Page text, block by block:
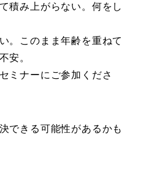
積み上がらない。何をし
。このまま年齢を重ねて
安。
ミナーにご参加くださ
できる可能性があるかも